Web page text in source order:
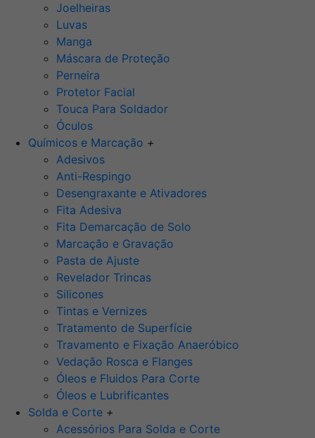
Joelheiras
Luvas
Manga
Máscara de Proteção
Perneira
Protetor Facial
Touca Para Soldador
Óculos
Químicos e Marcação +
Adesivos
Anti-Respingo
Desengraxante e Ativadores
Fita Adesiva
Fita Demarcação de Solo
Marcação e Gravação
Pasta de Ajuste
Revelador Trincas
Silicones
Tintas e Vernizes
Tratamento de Superfície
Travamento e Fixação Anaeróbico
Vedação Rosca e Flanges
Óleos e Fluidos Para Corte
Óleos e Lubrificantes
Solda e Corte +
Acessórios Para Solda e Corte